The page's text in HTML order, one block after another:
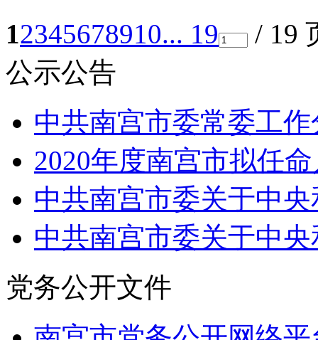
12345678910... 19
/ 19
公示公告
中共南宫市委常委工作
2020年度南宫市拟任
中共南宫市委关于中
中共南宫市委关于中
党务公开文件